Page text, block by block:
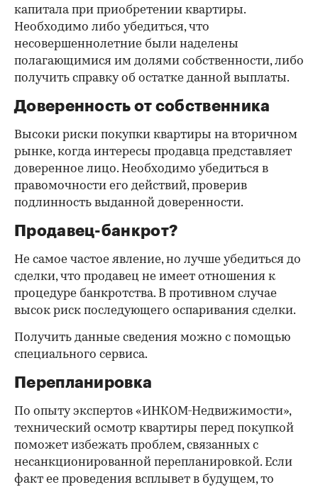
капитала при приобретении квартиры.
Необходимо либо убедиться, что
несовершеннолетние были наделены
полагающимися им долями собственности, либо
получить справку об остатке данной выплаты.
Доверенность от собственника
Высоки риски покупки квартиры на вторичном
рынке, когда интересы продавца представляет
доверенное лицо. Необходимо убедиться в
правомочности его действий, проверив
подлинность выданной доверенности.
Продавец-банкрот?
Не самое частое явление, но лучше убедиться до
сделки, что продавец не имеет отношения к
процедуре банкротства. В противном случае
высок риск последующего оспаривания сделки.
Получить данные сведения можно с помощью
специального сервиса.
Перепланировка
По опыту экспертов «ИНКОМ-Недвижимости»,
технический осмотр квартиры перед покупкой
поможет избежать проблем, связанных с
несанкционированной перепланировкой. Если
факт ее проведения всплывет в будущем, то